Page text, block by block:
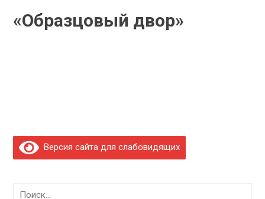
«Образцовый двор»
Версия сайта для слабовидящих
Найти: